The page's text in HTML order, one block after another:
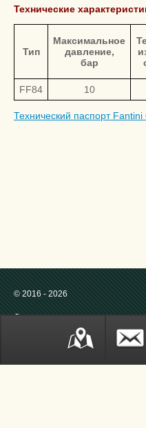
Технические
Тип
Максимальное
давление,
бар
FF84
10
Технический паспорт
© 2016 - 2026
Социальные сети: